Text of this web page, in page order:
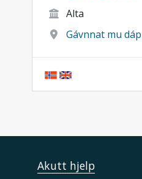
Alta
Gávnnat mu
Akutt hjelp